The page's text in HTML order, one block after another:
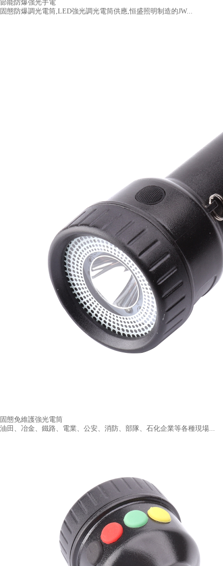
節能防爆強光手電
固態防爆調光電筒,LED強光調光電筒供應,恒盛照明制造的JW...
固態免維護強光電筒
油田、冶金、鐵路、電業、公安、消防、部隊、石化企業等各種現場...